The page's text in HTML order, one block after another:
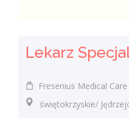
Fresenius Medical Care
świętokrzyskie/